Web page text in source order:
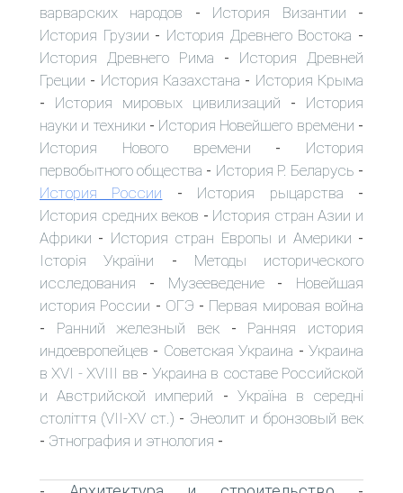
варварских народов - История Византии -
История Грузии - История Древнего Востока -
История Древнего Рима - История Древней
Греции - История Казахстана - История Крыма
- История мировых цивилизаций - История
науки и техники - История Новейшего времени -
История Нового времени - История
первобытного общества - История Р. Беларусь -
История России - История рыцарства -
История средних веков - История стран Азии и
Африки - История стран Европы и Америки -
Історія України - Методы исторического
исследования - Музееведение- Новейшая
история России - ОГЭ - Первая мировая война
- Ранний железный век - Ранняя история
индоевропейцев - Советская Украина -Украина
в XVI - XVIII вв - Украина в составе Российской
и Австрийской империй - Україна в середні
століття (VII-XV ст.) - Энеолит и бронзовый век
- Этнография и этнология -